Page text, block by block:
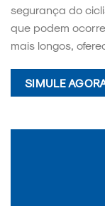
segurança do
que podem
mais longos,
SIMULE